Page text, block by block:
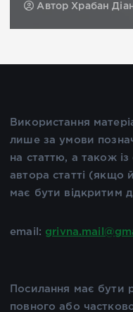
Автор Храбан
Використання
лише за умови
на статтю, а також
автора статті (якщо
має бути відкритим
email:
Посилання має бути
повного або